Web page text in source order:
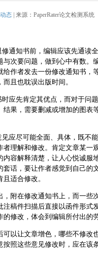
态 | 来源：PaperRater论文检测系统
通知书前，编辑应该先通读
次要问题，做到心中有数。
作者发去一份修改通知书，
且也耽误出版时间。
应先肯定其优点，而对于问
果，需要删减或增加的图表
应尽可能全面、具体，既不
理解和修改。肯定文章某一
容解释清楚，让人心悦诚服
话，要让作者感觉到自己的
适合修改。
附在修改通知书上，而一些
稿件扫描后直接以函件形式
修改，体会到编辑所付出的
以让文章增色，哪些不修改
照这些意见修改时，应在该